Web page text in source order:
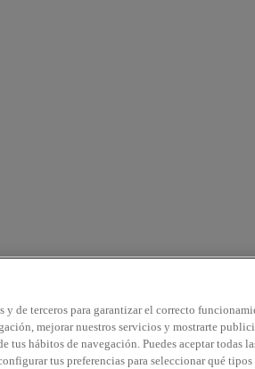
y de terceros para garantizar el correcto
mejorar nuestros servicios y mostrarte
tus hábitos de navegación. Puedes aceptar todas
tus preferencias para seleccionar qué tipos